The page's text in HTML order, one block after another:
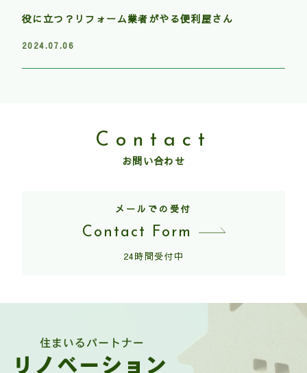
役に立つ？リフォーム業者がやる便利屋さん
2024.07.06
Contact
お問い合わせ
メールでの受付
Contact Form
24時間受付中